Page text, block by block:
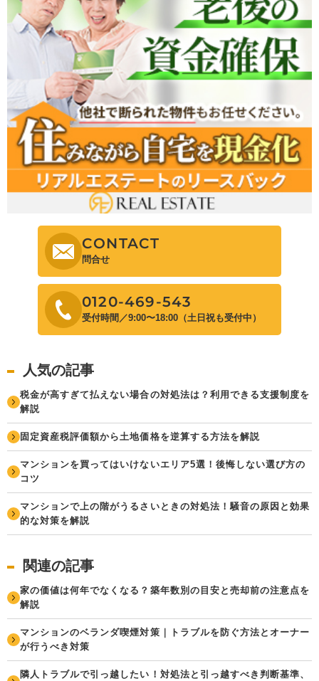
CONTACT
問合せ
0120-469-543
受付時間／9:00〜18:00（土日祝も受付中）
人気の記事
税金が高すぎて払えない場合の対処法は？利用できる支援制度を
解説
固定資産税評価額から土地価格を逆算する方法を解説
マンションを買ってはいけないエリア5選！後悔しない選び方の
コツ
マンションで上の階がうるさいときの対処法！騒音の原因と効果
的な対策を解説
関連の記事
家の価値は何年でなくなる？築年数別の目安と売却前の注意点を
解説
マンションのベランダ喫煙対策｜トラブルを防ぐ方法とオーナー
が行うべき対策
隣人トラブルで引っ越したい！対処法と引っ越すべき判断基準、